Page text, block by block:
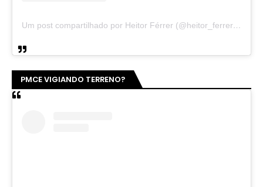
Um post compartilhado por Heitor Férrer (@heitor_ferrer77)
PMCE VIGIANDO TERRENO?